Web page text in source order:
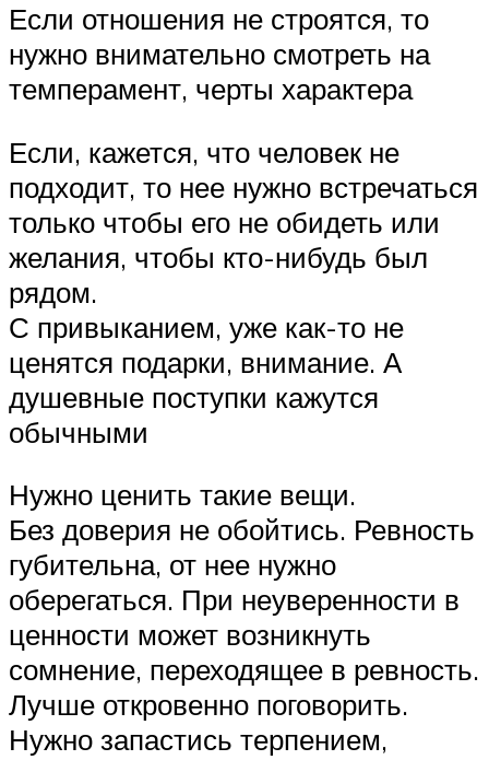
Если отношения не строятся, то
нужно внимательно смотреть на
темперамент, черты характера
Если, кажется, что человек не
подходит, то нее нужно встречаться
только чтобы его не обидеть или
желания, чтобы кто-нибудь был
рядом.
С привыканием, уже как-то не
ценятся подарки, внимание. А
душевные поступки кажутся
обычными
Нужно ценить такие вещи.
Без доверия не обойтись. Ревность
губительна, от нее нужно
оберегаться. При неуверенности в
ценности может возникнуть
сомнение, переходящее в ревность.
Лучше откровенно поговорить.
Нужно запастись терпением,